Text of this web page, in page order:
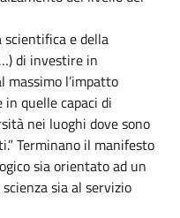
scientifica e della
di investire in
l’impatto
quelle capaci di
nei luoghi dove sono
Terminano il manifesto
sia orientato ad un
sia al servizio